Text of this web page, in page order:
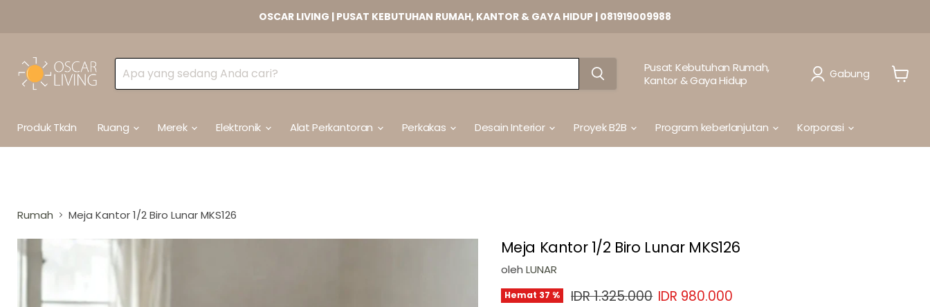
OSCAR LIVING | PUSAT KEBUTUHAN RUMAH, KANTOR & GAYA HIDUP | 081919009988
Pusat Kebutuhan Rumah,
Kantor & Gaya Hidup
Gabung
Produk Tkdn
Ruang Merek Elektronik Alat Perkantoran Perkakas Desain Interior Proyek B2B Program keberlanjutan Korporasi
Rumah Meja Kantor 1/2 Biro Lunar MKS126
Meja Kantor 1/2 Biro Lunar MKS126
oleh LUNAR
Hemat 37 % Harga asli
IDR 1.325.000 Harga sekarang
IDR 980.000